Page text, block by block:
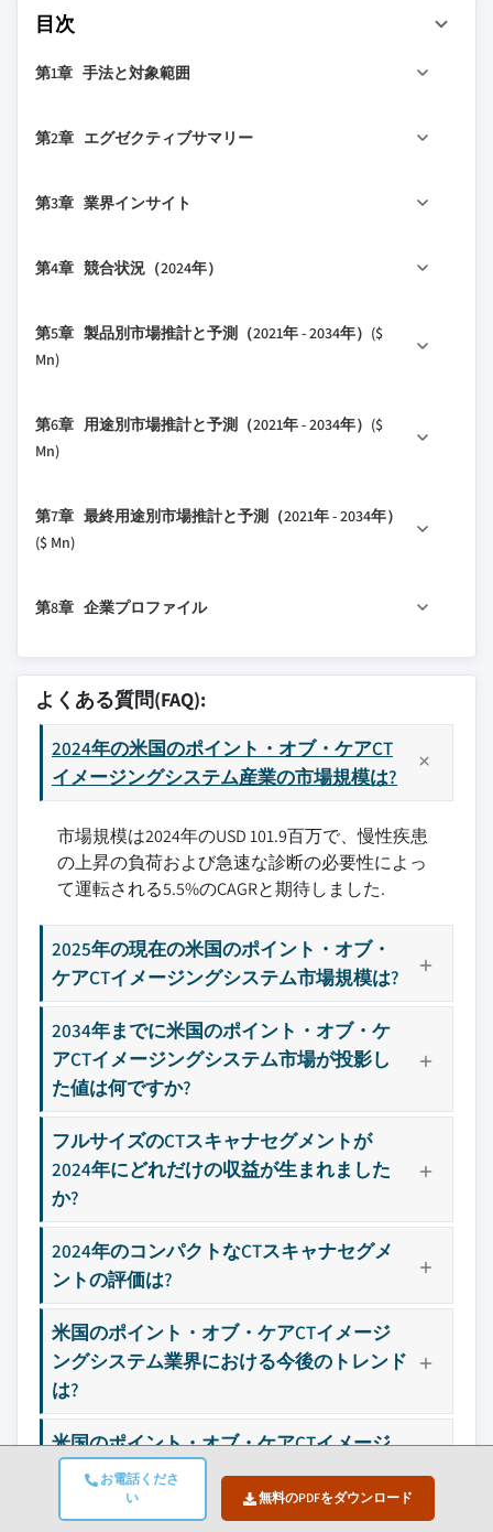
お電話くださ
い
無料のPDFをダウンロード
目次
第1章 手法と対象範囲
1.2 調査設計
1.2.2 データ収集方法
1.4 基本推計と計算
1.4.2 市場推計のための主要トレンド
1.6 予測モデル
第2章 エグゼクティブサマリー
2.2 主要市場トレンド
2.2.2 製品別トレンド
2.2.4 最終用途別トレンド
ト
第3章 業界インサイト
3.1.1 サプライヤーの状況
3.2 業界への影響要因
3.2.1.2 高齢化社会の進行
3.2.2 業界の課題と障壁
3.2.3 市場機会
3.2.3.2 AIと遠隔医療との統合
3.3 成長可能性分析
3.4 規制環境
3.5 技術的進歩
3.5.1 現在の技術トレンド
3.5.2 新興技術
3.6 サプライチェーン分析
3.7 償還シナリオ
3.8 価格分析（2024年）
3.9 将来の市場トレンド
3.10 ギャップ分析
3.11 ポーターの分析
3.12 PESTEL分析
第4章 競合状況（2024年）
4.2 企業の市場シェア分析
4.5 競合ポジショニングマトリックス
4.6.2 パートナーシップと提携
第5章 製品別市場推計と予測（2021年 - 2034年）($
Mn)
5.2 コンパクトCTスキャナー
第6章 用途別市場推計と予測（2021年 - 2034年）($
Mn)
6.2 神経学
6.5 耳鼻咽喉科
第7章 最終用途別市場推計と予測（2021年 - 2034年）
($ Mn)
7.2 病院
7.4 クリニック
7.5 その他の最終用途
第8章 企業プロファイル
8.1 Carestream Dental
8.3 Epica International
8.4 NeuroLogica
8.5 Siemens Healthineers
8.6 SOREDEX
8.7 Stryker
8.8 Xoran Technologies
このレポートに掲載されている企業は厳選さ
れたものであり、競合全体を網羅するもので
はありません。
当社の市場収益計算は、個別にプロファイル
されていないメーカー、販売業者、専門業者
を含む全地域の全プレイヤーを考慮したボト
ムアップ手法を採用しています。プロファイ
ルセクションは戦略的に重要なプレイヤーに
焦点を当てており、市場規模の範囲を定義す
るものではありません。
競合環境には以下も含まれる可能性があります
グローバルトップ
層に属さない地
域・国内限定のリ
ーダー企業
配する販売代理店
やチャネルパート
ナー
業、スタートアッ
プ、または隣接業
界からの参入者
ドユースに特化し
たニッチプレイヤ
ー
よくある質問(FAQ):
2024年の米国のポイント・オブ・ケアCT
イメージングシステム産業の市場規模は?
市場規模は2024年のUSD 101.9百万で、慢性疾患
の上昇の負荷および急速な診断の必要性によっ
て運転される5.5%のCAGRと期待しました.
2025年の現在の米国のポイント・オブ・
ケアCTイメージングシステム市場規模は?
2034年までに米国のポイント・オブ・ケ
アCTイメージングシステム市場が投影し
た値は何ですか?
フルサイズのCTスキャナセグメントが
2024年にどれだけの収益が生まれました
か?
2024年のコンパクトなCTスキャナセグメ
ントの評価は?
米国のポイント・オブ・ケアCTイメージ
ングシステム業界における今後のトレンド
は?
米国のポイント・オブ・ケアCTイメージ
ングシステム市場での主要プレイヤーは誰